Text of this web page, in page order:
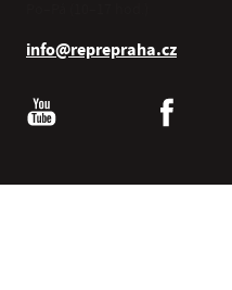
info@reprepraha.cz